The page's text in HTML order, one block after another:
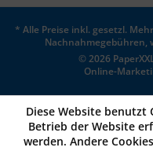
* Alle Preise inkl. gesetzl.
© 2026
Online-
Diese Website benutzt
Betrieb der Website
werden. Andere